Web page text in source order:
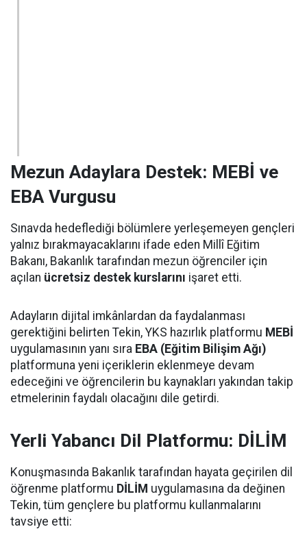
Mezun Adaylara Destek: MEBİ ve
EBA Vurgusu
Sınavda hedeflediği bölümlere yerleşemeyen gençleri
yalnız bırakmayacaklarını ifade eden Millî Eğitim
Bakanı, Bakanlık tarafından mezun öğrenciler için
açılan ücretsiz destek kurslarını işaret etti.
Adayların dijital imkânlardan da faydalanması
gerektiğini belirten Tekin, YKS hazırlık platformu MEBİ
uygulamasının yanı sıra EBA (Eğitim Bilişim Ağı)
platformuna yeni içeriklerin eklenmeye devam
edeceğini ve öğrencilerin bu kaynakları yakından takip
etmelerinin faydalı olacağını dile getirdi.
Yerli Yabancı Dil Platformu: DİLİM
Konuşmasında Bakanlık tarafından hayata geçirilen dil
öğrenme platformu DİLİM uygulamasına da değinen
Tekin, tüm gençlere bu platformu kullanmalarını
tavsiye etti: